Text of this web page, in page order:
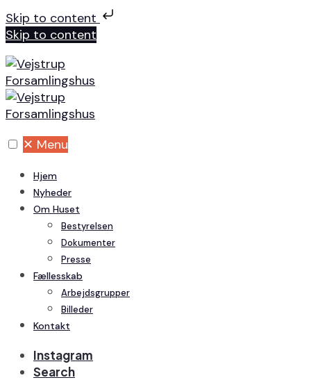
Skip to content
Skip to content
✕ Menu
Hjem
Nyheder
Om Huset
Bestyrelsen
Dokumenter
Presse
Fællesskab
Arbejdsgrupper
Billeder
Kontakt
Instagram
Search